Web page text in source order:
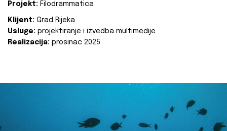
Projekt: Filodrammatica
Klijent: Grad Rijeka
Usluge: projektiranje i izvedba multimedije
Realizacija: prosinac 2025.